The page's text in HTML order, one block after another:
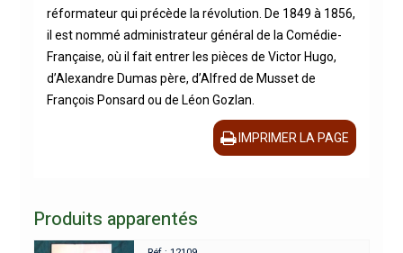
réformateur qui précède la révolution. De 1849 à 1856,
il est nommé administrateur général de la Comédie-
Française, où il fait entrer les pièces de Victor Hugo,
d’Alexandre Dumas père, d’Alfred de Musset de
François Ponsard ou de Léon Gozlan.
IMPRIMER LA PAGE
Produits apparentés